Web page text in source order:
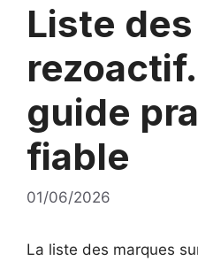
Liste
guide
fiable
01/06/2026
La liste des marques